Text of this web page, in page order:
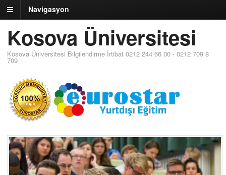
Navigasyon
Kosova Üniversitesi
Kosova Üniversitesi Bilgilendirme İrtibat 0212 244 66 00 - 0212 709 8
709